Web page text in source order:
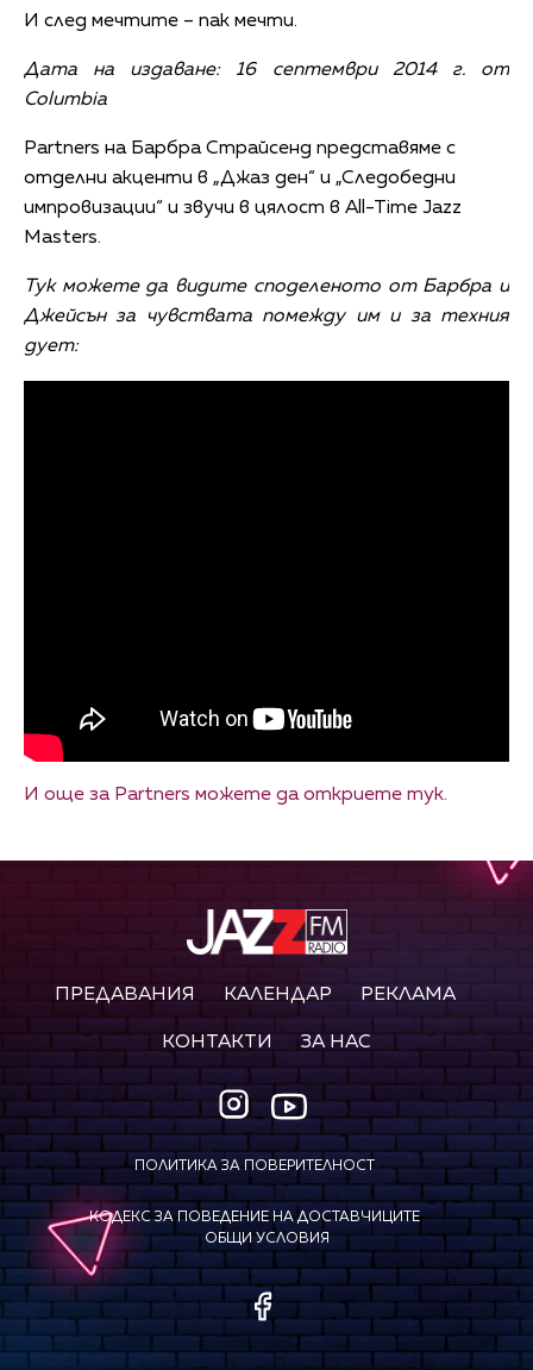
И след мечтите – пак мечти.
Дата на издаване: 16 септември 2014 г. от
Columbia
Partners на Барбра Страйсенд представяме с
отделни акценти в „Джаз ден“ и „Следобедни
импровизации“ и звучи в цялост в All-Time Jazz
Masters.
Тук можете да видите споделеното от Барбра и
Джейсън за чувствата помежду им и за техния
дует:
И още за Partners можете да откриете тук.
ПРЕДАВАНИЯ КАЛЕНДАР РЕКЛАМА
КОНТАКТИ ЗА НАС
ПОЛИТИКА ЗА ПОВЕРИТЕЛНОСТ
КОДЕКС ЗА ПОВЕДЕНИЕ НА ДОСТАВЧИЦИТЕ
ОБЩИ УСЛОВИЯ